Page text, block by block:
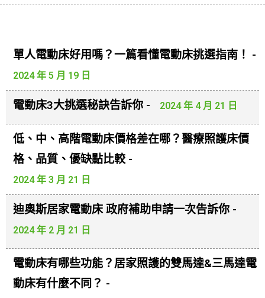
單人電動床好用嗎？一篇看懂電動床挑選指南！ -
2024 年 5 月 19 日
電動床3大挑選秘訣告訴你 - 2024 年 4 月 21 日
低、中、高階電動床價格差在哪？醫療照護床價
格、品質、優缺點比較 -
2024 年 3 月 21 日
迪奧斯居家電動床 政府補助申請一次告訴你 -
2024 年 2 月 21 日
電動床有哪些功能？居家照護的雙馬達&三馬達電
動床有什麼不同？ -